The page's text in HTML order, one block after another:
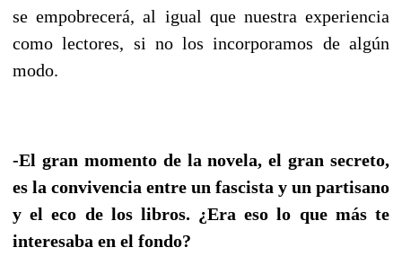
se empobrecerá, al igual que nuestra experiencia
como lectores, si no los incorporamos de algún
modo.
-El gran momento de la novela, el gran secreto,
es la convivencia entre un fascista y un partisano
y el eco de los libros. ¿Era eso lo que más te
interesaba en el fondo?